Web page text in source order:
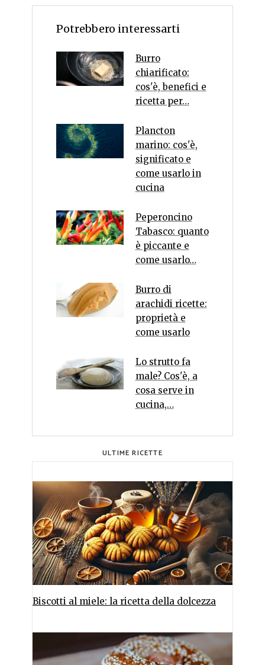
Potrebbero interessarti
Burro
chiarificato:
cos'è, benefici e
ricetta per…
Plancton
marino: cos'è,
significato e
come usarlo in
cucina
Peperoncino
Tabasco: quanto
è piccante e
come usarlo…
Burro di
arachidi ricette:
proprietà e
come usarlo
Lo strutto fa
male? Cos'è, a
cosa serve in
cucina,…
ULTIME RICETTE
Biscotti al miele: la ricetta della dolcezza